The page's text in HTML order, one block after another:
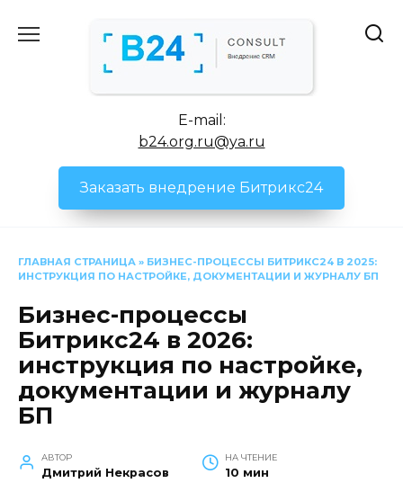
E-mail:
b24.org.ru@ya.ru
Заказать внедрение Битрикс24
ГЛАВНАЯ СТРАНИЦА » БИЗНЕС-ПРОЦЕССЫ БИТРИКС24 В 2025:
ИНСТРУКЦИЯ ПО НАСТРОЙКЕ, ДОКУМЕНТАЦИИ И ЖУРНАЛУ БП
Бизнес-процессы
Битрикс24 в 2026:
инструкция по настройке,
документации и журналу
БП
АВТОР
Дмитрий Некрасов
НА ЧТЕНИЕ
10 мин